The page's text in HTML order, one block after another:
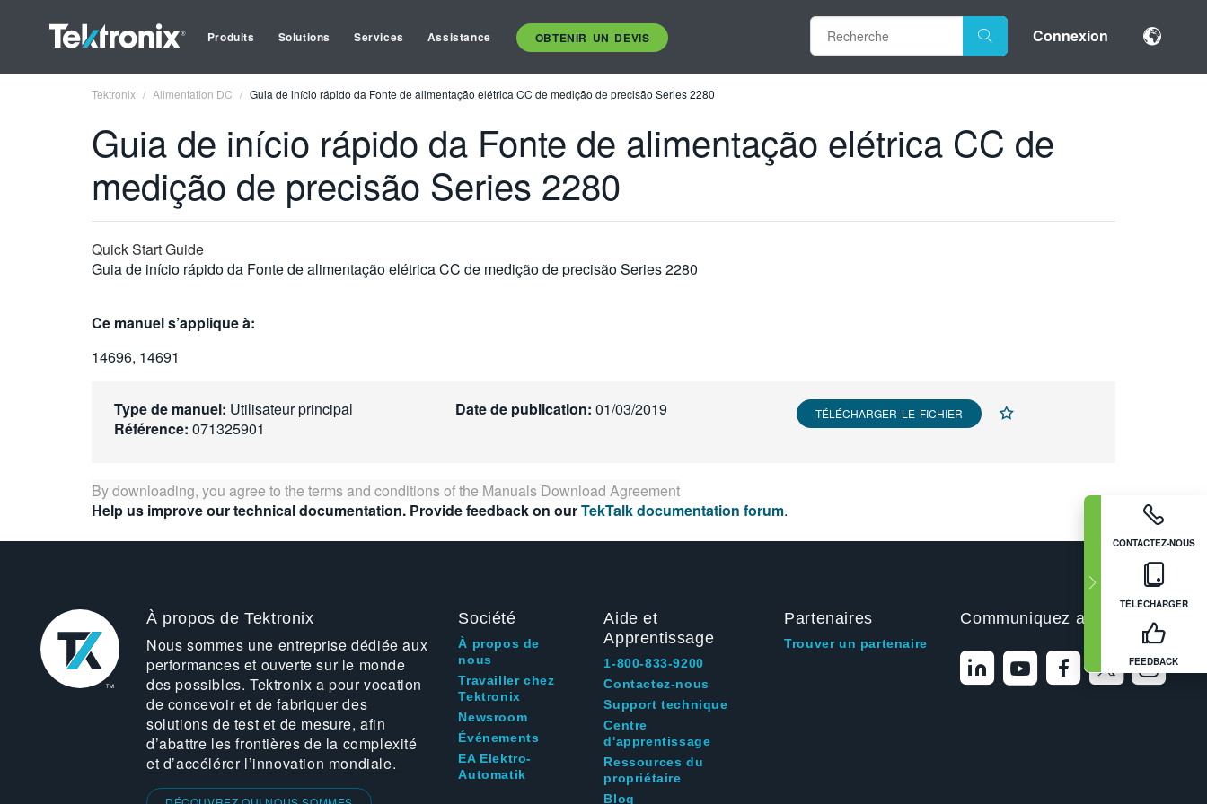
Produits Solutions Services Assistance OBTENIR UN DEVIS Connexion
CONTACTEZ-NOUS
TÉLÉCHARGER
FEEDBACK
Tektronix Alimentation DC Guia de início rápido da Fonte de alimentação elétrica CC de medição de precisão Series 2280
Guia de início rápido da Fonte de alimentação elétrica CC de
medição de precisão Series 2280
Quick Start Guide
Guia de início rápido da Fonte de alimentação elétrica CC de medição de precisão Series 2280
Ce manuel s’applique à:
14696, 14691
Type de manuel: Utilisateur principal
Référence: 071325901
Date de publication: 01/03/2019 TÉLÉCHARGER LE FICHIER
By downloading, you agree to the terms and conditions of the Manuals Download Agreement
Help us improve our technical documentation. Provide feedback on ourTekTalk documentation forum.
À propos de Tektronix
Nous sommes une entreprise dédiée aux
performances et ouverte sur le monde
des possibles. Tektronix a pour vocation
de concevoir et de fabriquer des
solutions de test et de mesure, afin
d’abattre les frontières de la complexité
et d’accélérer l’innovation mondiale.
Société
À propos de
nous
Travailler chez
Tektronix
Newsroom
Événements
EA Elektro-
Automatik
Aide et
Apprentissage
1-800-833-9200
Contactez-nous
Support technique
Centre
d'apprentissage
Ressources du
propriétaire
Blog
Partenaires
Trouver un partenaire
Communiquez avec nous